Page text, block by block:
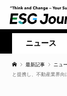
ニュース
最新記事 ニュ
と提携し、不動産業界